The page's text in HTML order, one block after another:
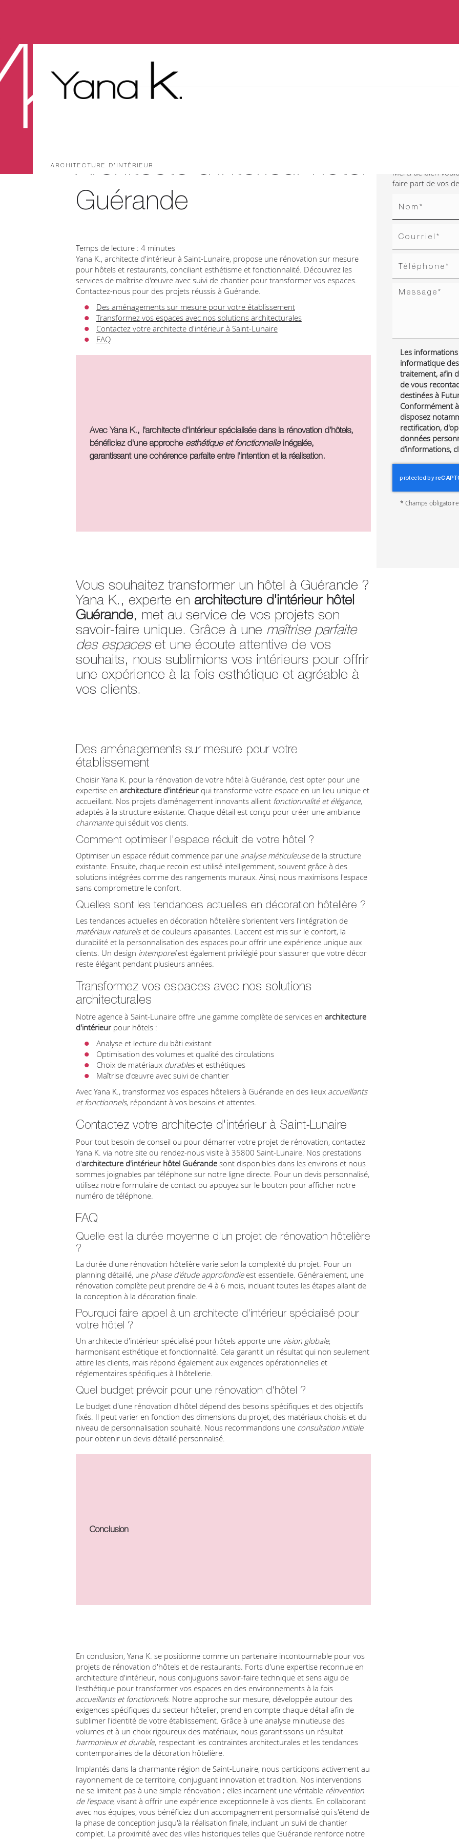
ARCHITECTURE D’INTÉRIEUR
Architecte d'intérieur hôtel
Guérande
Temps de lecture : 4 minutes
Yana K., architecte d'intérieur à Saint-Lunaire, propose une rénovation sur mesure
pour hôtels et restaurants, conciliant esthétisme et fonctionnalité. Découvrez les
services de maîtrise d'œuvre avec suivi de chantier pour transformer vos espaces.
Contactez-nous pour des projets réussis à Guérande.
Des aménagements sur mesure pour votre établissement
Transformez vos espaces avec nos solutions architecturales
Contactez votre architecte d'intérieur à Saint-Lunaire
FAQ
Avec Yana K., l'architecte d'intérieur spécialisée dans la rénovation d'hôtels,
bénéficiez d'une approche esthétique et fonctionnelleinégalée,
garantissant une cohérence parfaite entre l'intention et la réalisation.
Vous souhaitez transformer un hôtel à Guérande ?
Yana K., experte en architecture d'intérieur hôtel
Guérande, met au service de vos projets son
savoir-faire unique. Grâce à une maîtrise parfaite
des espaceset une écoute attentive de vos
souhaits, nous sublimions vos intérieurs pour offrir
une expérience à la fois esthétique et agréable à
vos clients.
Des aménagements sur mesure pour votre
établissement
Choisir Yana K. pour la rénovation de votre hôtel à Guérande, c'est opter pour une
expertise en architecture d'intérieurqui transforme votre espace en un lieu unique et
accueillant. Nos projets d'aménagement innovants allient fonctionnalité et élégance,
adaptés à la structure existante. Chaque détail est conçu pour créer une ambiance
charmantequi séduit vos clients.
Comment optimiser l'espace réduit de votre hôtel ?
Optimiser un espace réduit commence par une analyse méticuleusede la structure
existante. Ensuite, chaque recoin est utilisé intelligemment, souvent grâce à des
solutions intégrées comme des rangements muraux. Ainsi, nous maximisons l'espace
sans compromettre le confort.
Quelles sont les tendances actuelles en décoration hôtelière ?
Les tendances actuelles en décoration hôtelière s'orientent vers l'intégration de
matériaux naturelset de couleurs apaisantes. L'accent est mis sur le confort, la
durabilité et la personnalisation des espaces pour offrir une expérience unique aux
clients. Un design intemporelest également privilégié pour s'assurer que votre décor
reste élégant pendant plusieurs années.
Transformez vos espaces avec nos solutions
architecturales
Notre agence à Saint-Lunaire offre une gamme complète de services en architecture
d'intérieurpour hôtels :
Analyse et lecture du bâti existant
Optimisation des volumes et qualité des circulations
Choix de matériaux durableset esthétiques
Maîtrise d'œuvre avec suivi de chantier
Avec Yana K., transformez vos espaces hôteliers à Guérande en des lieux accueillants
et fonctionnels, répondant à vos besoins et attentes.
Contactez votre architecte d'intérieur à Saint-Lunaire
Pour tout besoin de conseil ou pour démarrer votre projet de rénovation, contactez
Yana K. via notre site ou rendez-nous visite à 35800 Saint-Lunaire. Nos prestations
d'architecture d'intérieur hôtel Guérandesont disponibles dans les environs et nous
sommes joignables par téléphone sur notre ligne directe. Pour un devis personnalisé,
utilisez notre formulaire de contact ou appuyez sur le bouton pour afficher notre
numéro de téléphone.
FAQ
Quelle est la durée moyenne d'un projet de rénovation hôtelière
?
La durée d'une rénovation hôtelière varie selon la complexité du projet. Pour un
planning détaillé, une phase d'étude approfondieest essentielle. Généralement, une
rénovation complète peut prendre de 4 à 6 mois, incluant toutes les étapes allant de
la conception à la décoration finale.
Pourquoi faire appel à un architecte d'intérieur spécialisé pour
votre hôtel ?
Un architecte d'intérieur spécialisé pour hôtels apporte une vision globale,
harmonisant esthétique et fonctionnalité. Cela garantit un résultat qui non seulement
attire les clients, mais répond également aux exigences opérationnelles et
réglementaires spécifiques à l'hôtellerie.
Quel budget prévoir pour une rénovation d'hôtel ?
Le budget d'une rénovation d'hôtel dépend des besoins spécifiques et des objectifs
fixés. Il peut varier en fonction des dimensions du projet, des matériaux choisis et du
niveau de personnalisation souhaité. Nous recommandons une consultation initiale
pour obtenir un devis détaillé personnalisé.
Conclusion
En conclusion, Yana K. se positionne comme un partenaire incontournable pour vos
projets de rénovation d'hôtels et de restaurants. Forts d'une expertise reconnue en
architecture d'intérieur, nous conjuguons savoir-faire technique et sens aigu de
l'esthétique pour transformer vos espaces en des environnements à la fois
accueillants et fonctionnels. Notre approche sur mesure, développée autour des
exigences spécifiques du secteur hôtelier, prend en compte chaque détail afin de
sublimer l'identité de votre établissement. Grâce à une analyse minutieuse des
volumes et à un choix rigoureux des matériaux, nous garantissons un résultat
harmonieux et durable, respectant les contraintes architecturales et les tendances
contemporaines de la décoration hôtelière.
Implantés dans la charmante région de Saint-Lunaire, nous participons activement au
rayonnement de ce territoire, conjuguant innovation et tradition. Nos interventions
ne se limitent pas à une simple rénovation ; elles incarnent une véritable réinvention
de l'espace, visant à offrir une expérience exceptionnelle à vos clients. En collaborant
avec nos équipes, vous bénéficiez d'un accompagnement personnalisé qui s'étend de
la phase de conception jusqu'à la réalisation finale, incluant un suivi de chantier
complet. La proximité avec des villes historiques telles que Guérande renforce notre
Merci de bien
faire part de vos
Les
informatique
traitement, afin
de vous
destinées à
Conformément
disposez
rectification,
données
d’informations,
*Champs